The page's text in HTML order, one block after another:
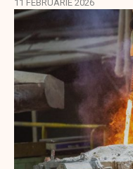
11 FEBRUARIE 2026